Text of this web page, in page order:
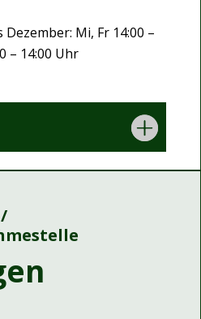
Dezember: Mi, Fr 14:00 –
– 14:00 Uhr